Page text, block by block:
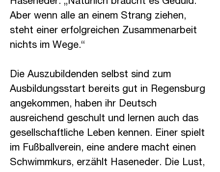
Aber wenn alle an einem Strang ziehen,
steht einer erfolgreichen Zusammenarbeit
nichts im Wege.“
Die Auszubildenden selbst sind zum
Ausbildungsstart bereits gut in Regensburg
angekommen, haben ihr Deutsch
ausreichend geschult und lernen auch das
gesellschaftliche Leben kennen. Einer spielt
im Fußballverein, eine andere macht einen
Schwimmkurs, erzählt Haseneder. Die Lust,